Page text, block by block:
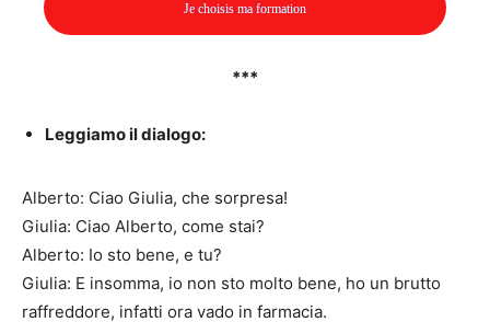
Je choisis ma formation
***
Leggiamo il dialogo:
Alberto: Ciao Giulia, che sorpresa!
Giulia: Ciao Alberto, come stai?
Alberto: Io sto bene, e tu?
Giulia: E insomma, io non sto molto bene, ho un brutto
raffreddore, infatti ora vado in farmacia.